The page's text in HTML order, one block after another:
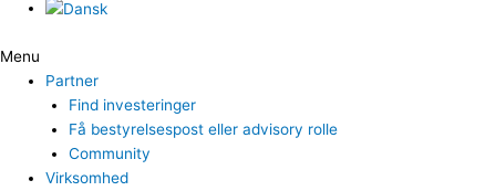
Menu
Partner
Find investeringer
Få bestyrelsespost eller advisory rolle
Community
Virksomhed